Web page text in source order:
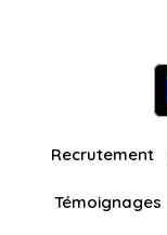
Recrutement
Témoignages